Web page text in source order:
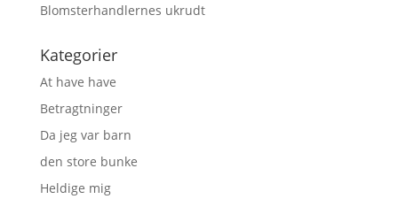
Blomsterhandlernes ukrudt
Kategorier
At have have
Betragtninger
Da jeg var barn
den store bunke
Heldige mig